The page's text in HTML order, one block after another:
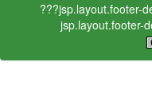
???jsp.layout.footer-
jsp.layout.footer-